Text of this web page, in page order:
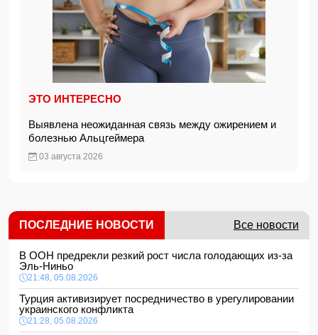
ЭТО ИНТЕРЕСНО
Выявлена неожиданная связь между ожирением и
болезнью Альцгеймера
03 августа 2026
ПОСЛЕДНИЕ НОВОСТИ Все новости
В ООН предрекли резкий рост числа голодающих из-за
Эль-Ниньо
21:48, 05.08.2026
Турция активизирует посредничество в урегулировании
украинского конфликта
21:28, 05.08.2026